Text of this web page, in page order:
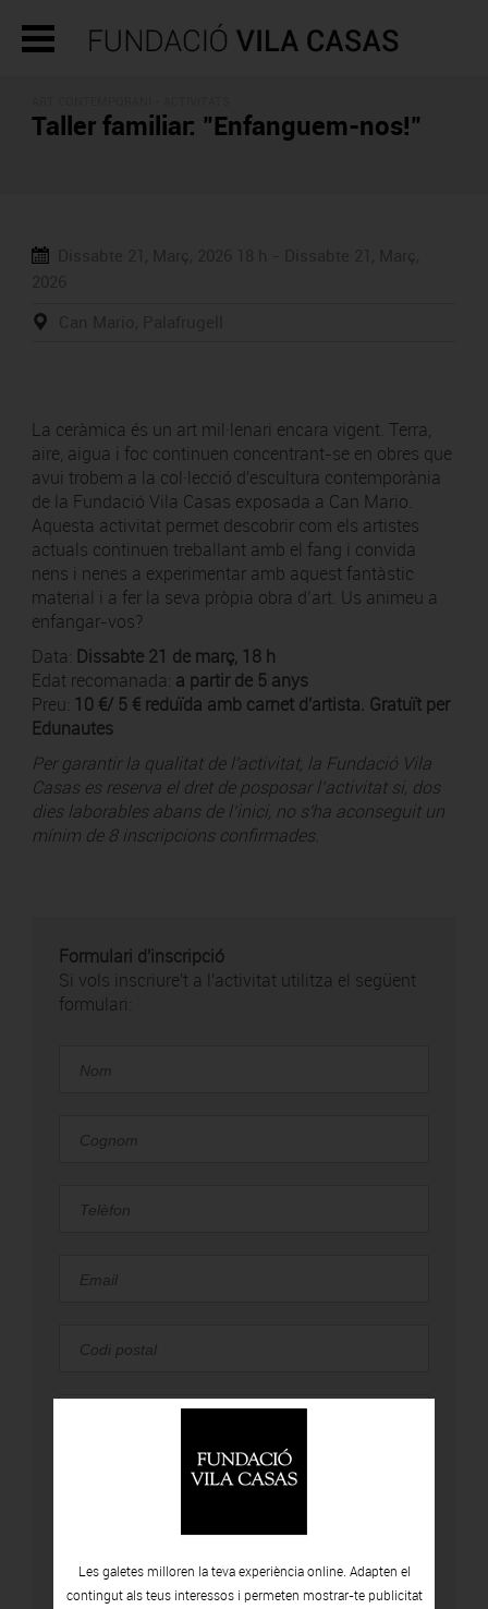
Taller familiar: "Enfanguem-nos!"
La ceràmica és un art mil·lenari encara vigent. Terra,
aire, aigua i foc continuen concentrant-se en obres que
avui trobem a la col·lecció d'escultura contemporània
de la Fundació Vila Casas exposada a Can Mario.
Aquesta activitat permet descobrir com els artistes
actuals continuen treballant amb el fang i convida
nens i nenes a experimentar amb aquest fantàstic
material i a fer la seva pròpia obra d’art. Us animeu a
enfangar-vos?
Data: Dissabte 21 de març, 18 h
Edat recomanada: a partir de 5 anys
Preu: 10 €/ 5 € reduïda amb carnet d'artista. Gratuït per
Edunautes
Per garantir la qualitat de l'activitat, la Fundació Vila
Casas es reserva el dret de posposar l’activitat si, dos
dies laborables abans de l’inici, no s'ha aconseguit un
mínim de 8 inscripcions confirmades.
Formulari d'inscripció
Si vols inscriure't a l'activitat utilitza el següent
formulari:
Les galetes milloren la teva experiència online. Adapten el
contingut als teus interessos i permeten mostrar-te publicitat